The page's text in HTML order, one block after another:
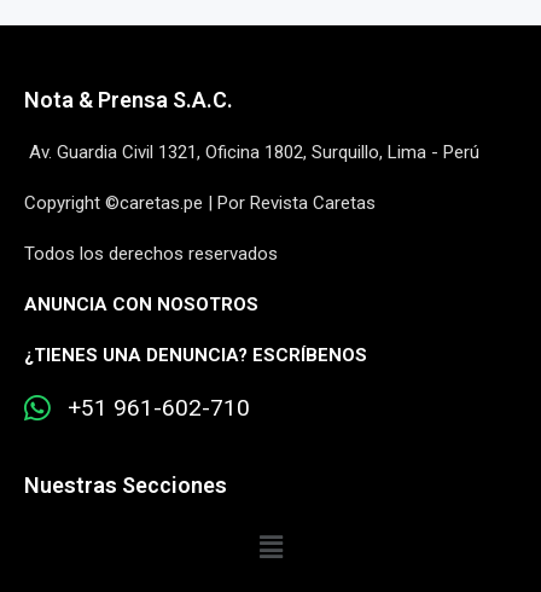
Nota & Prensa S.A.C.
Av. Guardia Civil 1321, Oficina 1802, Surquillo, Lima - Perú
Copyright ©caretas.pe | Por Revista Caretas
Todos los derechos reservados
ANUNCIA CON NOSOTROS
¿TIENES UNA DENUNCIA? ESCRÍBENOS
+51 961-602-710
Nuestras Secciones